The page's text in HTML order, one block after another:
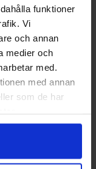
funktioner
Vi
och annan
medier och
med.
med annan
som de har
elpatron